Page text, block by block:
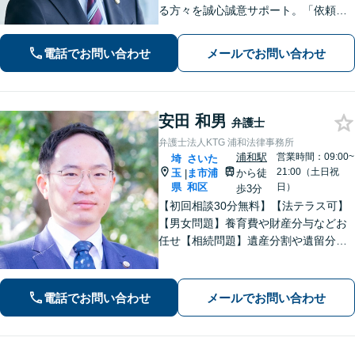
る方々を誠心誠意サポート。「依頼者
女問題／借金問題／相続／企業法務／
刑事事件／交通事故／労働問題など、
電話でお問い合わせ メールでお問い合わせ
安田 和男 弁護士
弁護士法人KTG 浦和法律事務所
埼
玉
県
|
さいた
ま市浦
和区
浦和駅
から徒
歩3分
営業時間：09:00~
21:00（土日祝
日）
【初回相談30分無料】【法テラス可】
【男女問題】養育費や財産分与などお
任せ【相続問題】遺産分割や遺留分、
も的確に解決【休日・夜間面談可】
【浦和駅3分】
電話でお問い合わせ メールでお問い合わせ